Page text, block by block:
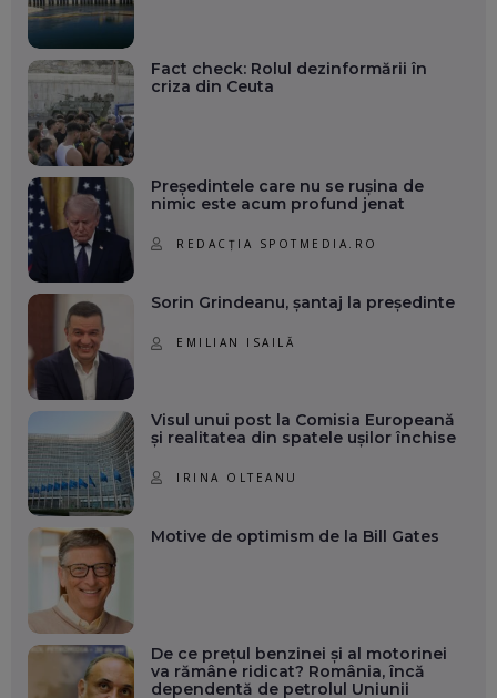
Fact check: Rolul dezinformării în
criza din Ceuta
Președintele care nu se rușina de
nimic este acum profund jenat
REDACȚIA SPOTMEDIA.RO
Sorin Grindeanu, șantaj la președinte
EMILIAN ISAILĂ
Visul unui post la Comisia Europeană
și realitatea din spatele ușilor închise
IRINA OLTEANU
Motive de optimism de la Bill Gates
De ce prețul benzinei și al motorinei
va rămâne ridicat? România, încă
dependentă de petrolul Uniunii